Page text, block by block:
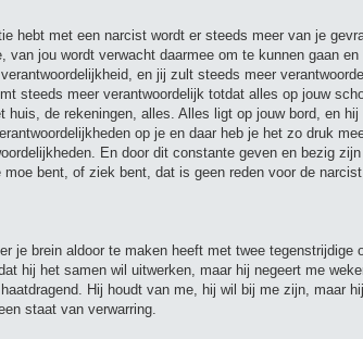
hebt met een narcist wordt er steeds meer van je
jou wordt verwacht daarmee om te kunnen gaan
en jij zult steeds meer
steeds meer verantwoordelijk totdat alles op jouw
de rekeningen, alles. Alles ligt op jouw bord, en
op je en daar heb je het zo druk
En door dit constante geven en bezig
bent, of ziek bent, dat is geen reden voor de
je brein aldoor te maken heeft met twee tegenstrijdige
hij het samen wil uitwerken, maar hij negeert me
Hij houdt van me, hij wil bij me zijn, maar
staat van verwarring.